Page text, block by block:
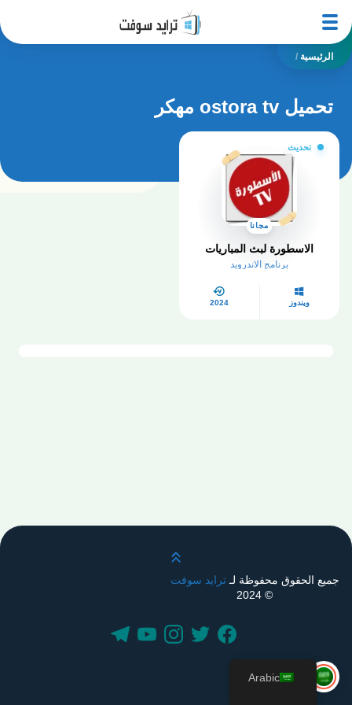
الرئيسية /
تحميل ostora tv مهكر
تحديث
مجانا
الاسطورة لبث المباريات
برنامج الاندرويد
ويندوز 2024
قم بالتمرير لأعلى
جميع الحقوق محفوظة لـترايد سوفت
© 2024
Arabic